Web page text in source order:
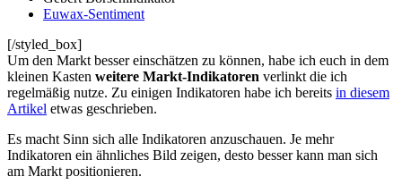
Euwax-Sentiment
[/styled_box]
Um den Markt besser einschätzen zu können, habe ich euch in dem
kleinen Kasten weitere Markt-Indikatoren verlinkt die ich
regelmäßig nutze. Zu einigen Indikatoren habe ich bereits in diesem
Artikel etwas geschrieben.
Es macht Sinn sich alle Indikatoren anzuschauen. Je mehr
Indikatoren ein ähnliches Bild zeigen, desto besser kann man sich
am Markt positionieren.